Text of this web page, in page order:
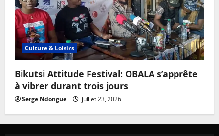
Culture & Loisirs
Bikutsi Attitude Festival: OBALA s’apprête
à vibrer durant trois jours
Serge Ndongue juillet 23, 2026